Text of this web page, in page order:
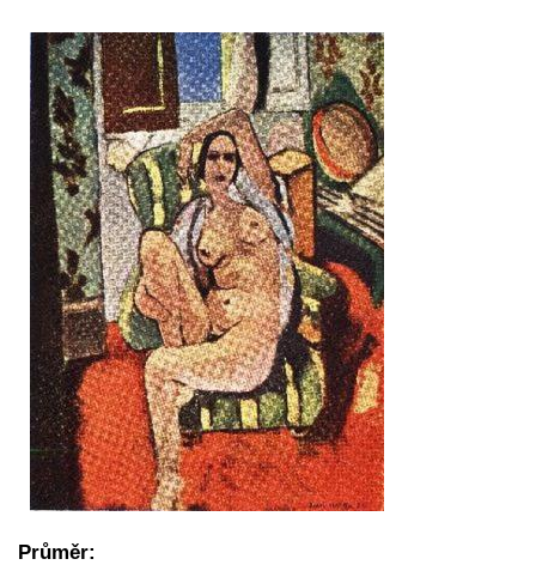
Průměr: